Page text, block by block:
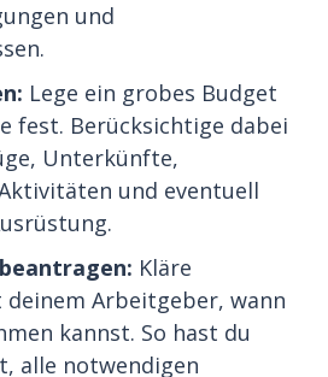
und
Lege ein grobes Budget
fest. Berücksichtige dabei
Unterkünfte,
und eventuell
Kläre
Arbeitgeber, wann
kannst. So hast du
alle notwendigen